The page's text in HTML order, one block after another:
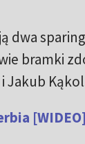
dwa
bramki
Jakub
[WIDEO]